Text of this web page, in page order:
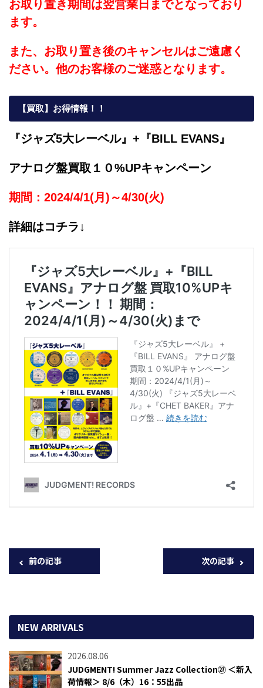
お取り置き期間は翌営業日までとなっており
ます。
また、お取り置き後のキャンセルはご遠慮く
ださい。他のお客様のご迷惑となります。
【買取】お得情報！！
『ジャズ5大レーベル』+『BILL EVANS』
アナログ盤買取１０%UPキャンペーン
期間：2024/4/1(月)～4/30(火)
詳細はコチラ↓
前の記事 次の記事
NEW ARRIVALS
2026.08.06
JUDGMENT! Summer Jazz Collection㉗ ＜新入
荷情報＞ 8/6（木）16：55出品